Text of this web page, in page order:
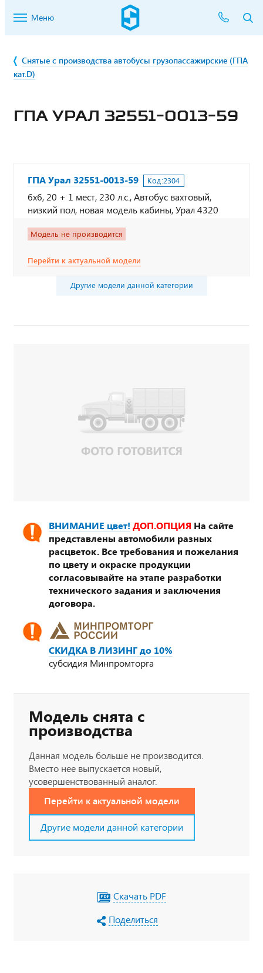
Меню
Снятые с производства автобусы грузопассажирские (ГПА
кат.D)
ГПА УРАЛ 32551-0013-59
ГПА Урал 32551-0013-59 Код:2304
6х6, 20 + 1 мест, 230 л.с., Автобус вахтовый,
низкий пол, новая модель кабины, Урал 4320
Модель не производится
Перейти к актуальной модели
Другие модели данной категории
ВНИМАНИЕ цвет! ДОП.ОПЦИЯ На сайте
представлены автомобили разных
расцветок. Все требования и пожелания
по цвету и окраске продукции
согласовывайте на этапе разработки
технического задания и заключения
договора.
СКИДКА В ЛИЗИНГ до 10%
субсидия Минпромторга
Модель снята с
производства
Данная модель больше не производится.
Вместо нее выпускается новый,
усовершенствованный аналог.
Перейти к актуальной модели
Другие модели данной категории
Скачать PDF
Поделиться